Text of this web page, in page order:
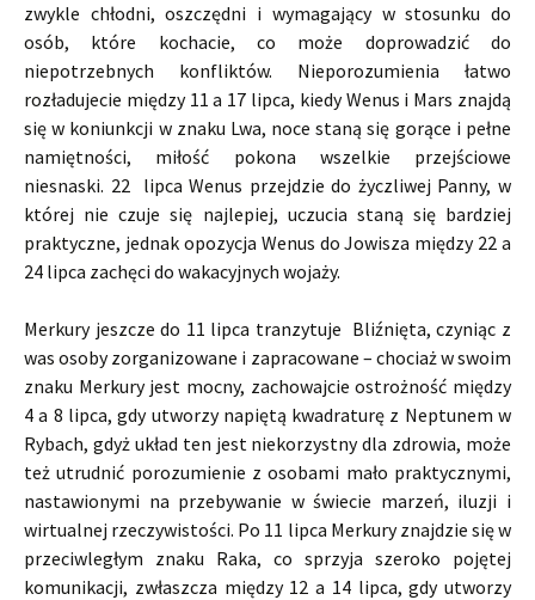
zwykle chłodni, oszczędni i wymagający w stosunku do
osób, które kochacie, co może doprowadzić do
niepotrzebnych konfliktów. Nieporozumienia łatwo
rozładujecie między 11 a 17 lipca, kiedy Wenus i Mars znajdą
się w koniunkcji w znaku Lwa, noce staną się gorące i pełne
namiętności, miłość pokona wszelkie przejściowe
niesnaski. 22 lipca Wenus przejdzie do życzliwej Panny, w
której nie czuje się najlepiej, uczucia staną się bardziej
praktyczne, jednak opozycja Wenus do Jowisza między 22 a
24 lipca zachęci do wakacyjnych wojaży.
Merkury jeszcze do 11 lipca tranzytuje Bliźnięta, czyniąc z
was osoby zorganizowane i zapracowane – chociaż w swoim
znaku Merkury jest mocny, zachowajcie ostrożność między
4 a 8 lipca, gdy utworzy napiętą kwadraturę z Neptunem w
Rybach, gdyż układ ten jest niekorzystny dla zdrowia, może
też utrudnić porozumienie z osobami mało praktycznymi,
nastawionymi na przebywanie w świecie marzeń, iluzji i
wirtualnej rzeczywistości. Po 11 lipca Merkury znajdzie się w
przeciwległym znaku Raka, co sprzyja szeroko pojętej
komunikacji, zwłaszcza między 12 a 14 lipca, gdy utworzy